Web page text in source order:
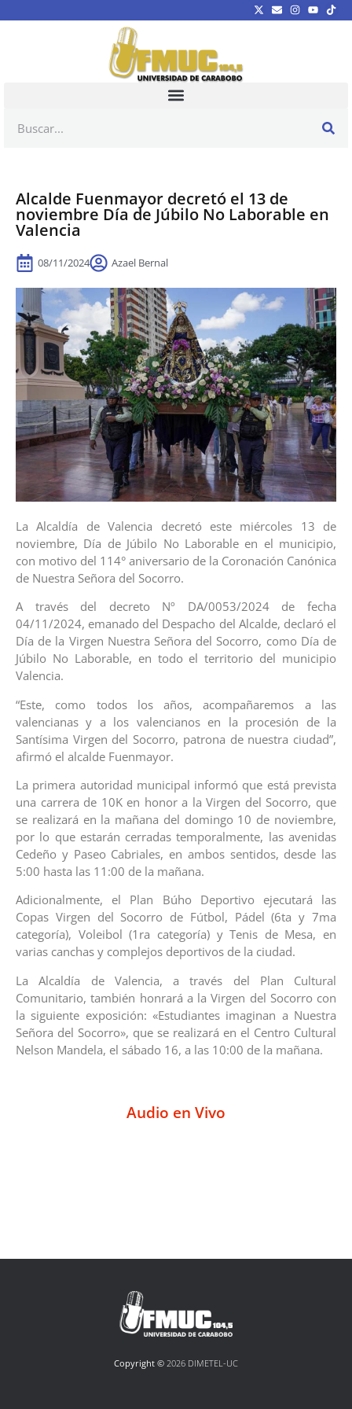
Alcalde Fuenmayor decretó el 13 de
noviembre Día de Júbilo No Laborable en
Valencia
08/11/2024 Azael Bernal
La Alcaldía de Valencia decretó este miércoles 13 de
noviembre, Día de Júbilo No Laborable en el municipio,
con motivo del 114° aniversario de la Coronación Canónica
de Nuestra Señora del Socorro.
A través del decreto Nº DA/0053/2024 de fecha
04/11/2024, emanado del Despacho del Alcalde, declaró el
Día de la Virgen Nuestra Señora del Socorro, como Día de
Júbilo No Laborable, en todo el territorio del municipio
Valencia.
“Este, como todos los años, acompañaremos a las
valencianas y a los valencianos en la procesión de la
Santísima Virgen del Socorro, patrona de nuestra ciudad”,
afirmó el alcalde Fuenmayor.
La primera autoridad municipal informó que está prevista
una carrera de 10K en honor a la Virgen del Socorro, que
se realizará en la mañana del domingo 10 de noviembre,
por lo que estarán cerradas temporalmente, las avenidas
Cedeño y Paseo Cabriales, en ambos sentidos, desde las
5:00 hasta las 11:00 de la mañana.
Adicionalmente, el Plan Búho Deportivo ejecutará las
Copas Virgen del Socorro de Fútbol, Pádel (6ta y 7ma
categoría), Voleibol (1ra categoría) y Tenis de Mesa, en
varias canchas y complejos deportivos de la ciudad.
La Alcaldía de Valencia, a través del Plan Cultural
Comunitario, también honrará a la Virgen del Socorro con
la siguiente exposición: «Estudiantes imaginan a Nuestra
Señora del Socorro», que se realizará en el Centro Cultural
Nelson Mandela, el sábado 16, a las 10:00 de la mañana.
Audio en Vivo
Copyright © 2026 DIMETEL-UC